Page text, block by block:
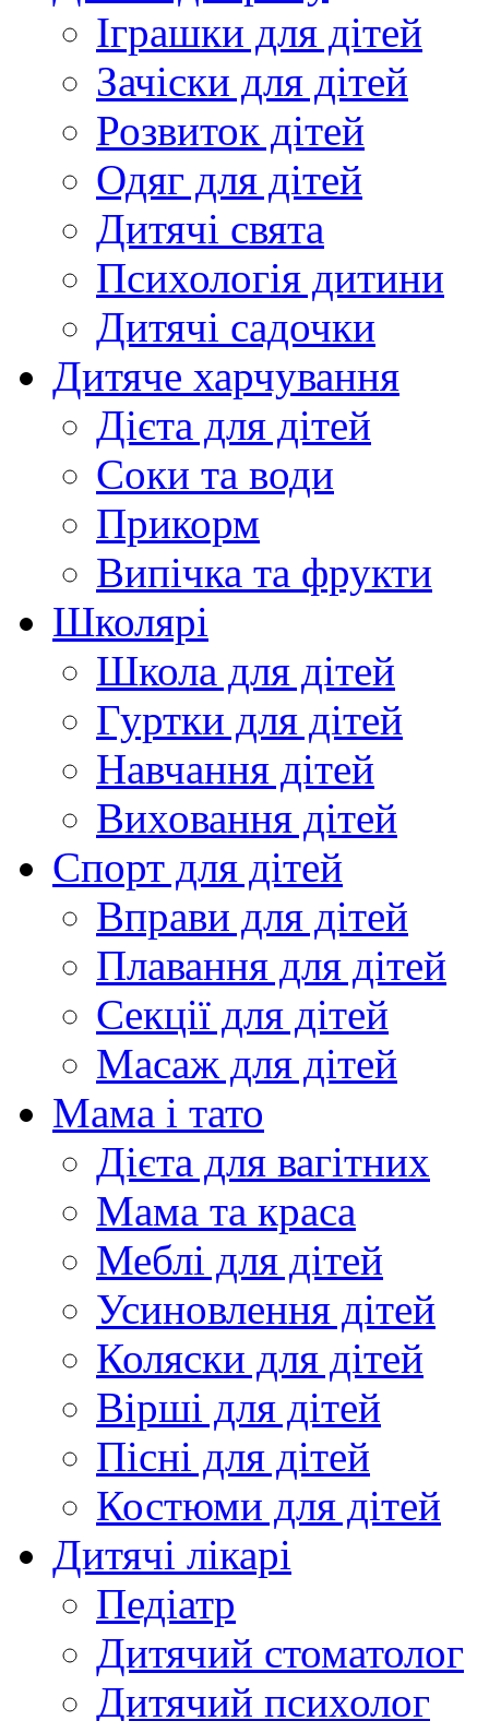
Іграшки для дітей
Зачіски для дітей
Розвиток дітей
Одяг для дітей
Дитячі свята
Психологія дитини
Дитячі садочки
Дитяче харчування
Дієта для дітей
Соки та води
Прикорм
Випічка та фрукти
Школярі
Школа для дітей
Гуртки для дітей
Навчання дітей
Виховання дітей
Спорт для дітей
Вправи для дітей
Плавання для дітей
Секції для дітей
Масаж для дітей
Мама і тато
Дієта для вагітних
Мама та краса
Меблі для дітей
Усиновлення дітей
Коляски для дітей
Вірші для дітей
Пісні для дітей
Костюми для дітей
Дитячі лікарі
Педіатр
Дитячий стоматолог
Дитячий психолог